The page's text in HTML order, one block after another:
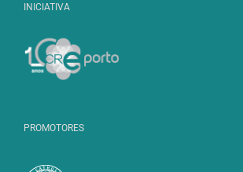
INICIATIVA
PROMOTORES